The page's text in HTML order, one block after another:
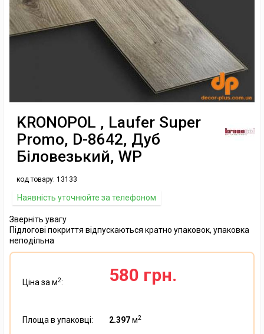
KRONOPOL , Laufer Super
Promo, D-8642, Дуб
Біловезький, WP
код товару: 13133
Наявність уточнюйте за телефоном
Зверніть увагу
Підлогові покриття відпускаються кратно упаковок, упаковка
неподільна
Ціна за м2: 580 грн.
Площа в упаковці: 2.397м2